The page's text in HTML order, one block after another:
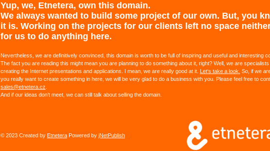
Yup, we, Etnetera, own this domain.
We always wanted to build some project of our own. But, you
it is. Working on the projects for our clients left no space
for us to do anything here.
Nevertheless, we are definitively convinced, this domain is worth to be full of inspiring and useful and interesting
The fact you are reading this might mean you are planning to do something about it, right? Well, we are specialists
creating the Internet presentations and applications. I mean, we are really good at it. Let‘s take a look. So, if we
you really want to create something in here, we will be very glad to do a business with you. Please feel free to
sales@etnetera.cz
And if our ideas don’t meet, we can still talk about selling the domain.
© 2023 Created by Etnetera Powered by jNetPublish